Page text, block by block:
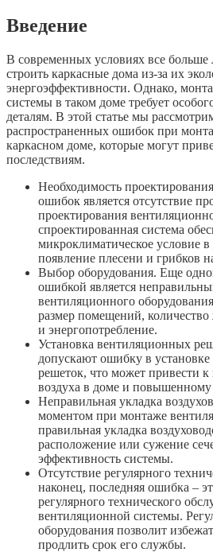
Введение
В современных условиях все
строить каркасные дома из-за их
энергоэффективности. Однако,
системы в таком доме требует
деталям. В этой статье мы
распространенных ошибок при
каркасном доме, которые могут
последствиям.
Необходимость
ошибок является отсутствие
проектирования
спроектированная система
микроклиматическое условие
появление плесени и грибков
Выбор оборудования. Еще
ошибкой является
вентиляционного
размер помещений,
и энергопотребление.
Установка вентиляционных
допускают ошибку в
решеток, что может привести
воздуха в доме и
Неправильная укладка
моментом при монтаже
правильная укладка
расположение или сужение
эффективность системы.
Отсутствие регулярного
наконец, последняя ошибка –
регулярного технического
вентиляционной системы.
оборудования позволит
продлить срок его службы.